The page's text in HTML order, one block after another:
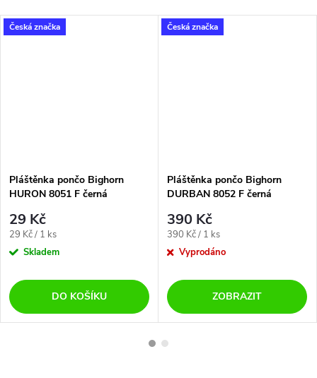
Česká značka
Pláštěnka pončo Bighorn
HURON 8051 F černá
29 Kč
Měrná
cena:
29 Kč / 1 ks
Skladem
DO KOŠÍKU
Česká značka
Pláštěnka pončo Bighorn
DURBAN 8052 F černá
390 Kč
Měrná
cena:
390 Kč / 1 ks
Vyprodáno
ZOBRAZIT